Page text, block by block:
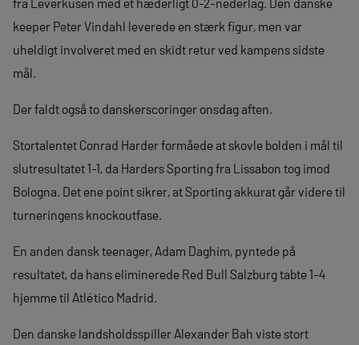
keeper Peter Vindahl leverede en stærk figur, men var
uheldigt involveret med en skidt retur ved kampens sidste
mål.
Der faldt også to danskerscoringer onsdag aften.
Stortalentet Conrad Harder formåede at skovle bolden i mål til
slutresultatet 1-1, da Harders Sporting fra Lissabon tog imod
Bologna. Det ene point sikrer, at Sporting akkurat går videre til
turneringens knockoutfase.
En anden dansk teenager, Adam Daghim, pyntede på
resultatet, da hans eliminerede Red Bull Salzburg tabte 1-4
hjemme til Atlético Madrid.
Den danske landsholdsspiller Alexander Bah viste stort